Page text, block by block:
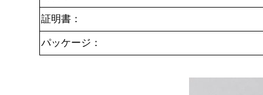
証明書：
パッケージ：